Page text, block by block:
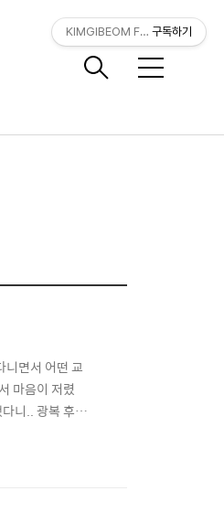
메
니면서 어떤 교
마음이 저렸
니.. 광복 후
한것이다.
KIMGIBEOM FILM구독하기